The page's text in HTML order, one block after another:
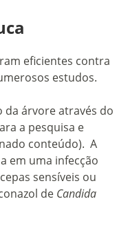
eficientes contra
estudos.
da árvore através do
a pesquisa e
conteúdo). A
em uma infecção
sensíveis ou
de Candida